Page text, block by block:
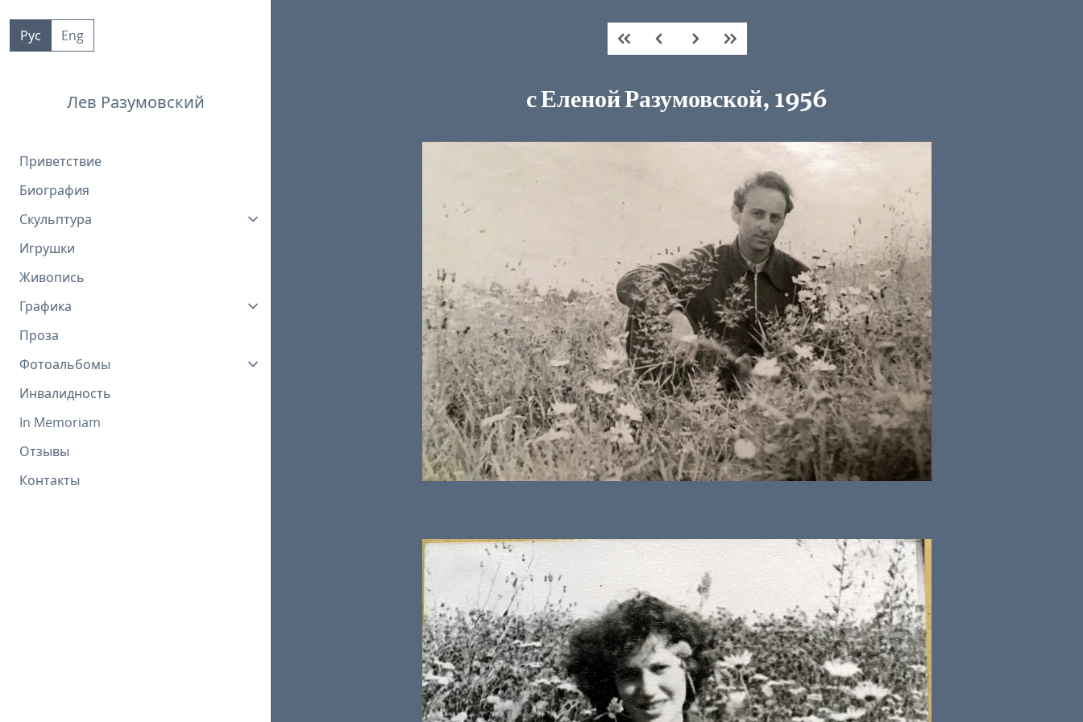
контенту
Рус Eng
Лев Разумовский
Приветствие
Биография
Скульптура
Игрушки
Живопись
Графика
Проза
Фотоальбомы
Инвалидность
In Memoriam
Отзывы
Контакты
с Еленой Разумовской, 1956